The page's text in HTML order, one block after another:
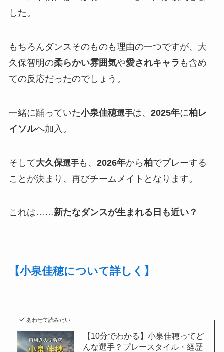
した。
もちろんダンスそのものも理由の一つですが、大
久保智明の柔らかい雰囲気や愛されキャラ も含め
ての反応だったのでしょう。
一緒に踊っていた小泉佳穂選手は、 2025年に柏レ
イソルへ加入。
そして大久保選手も、 2026年から柏でプレーする
ことが決まり、再びチームメイトとなります。
これは……新たなダンスが生まれる日も近い？
【小泉佳穂について詳しく】
あわせて読みたい
【10分でわかる】小泉佳穂ってど
んな選手？プレースタイル・経歴